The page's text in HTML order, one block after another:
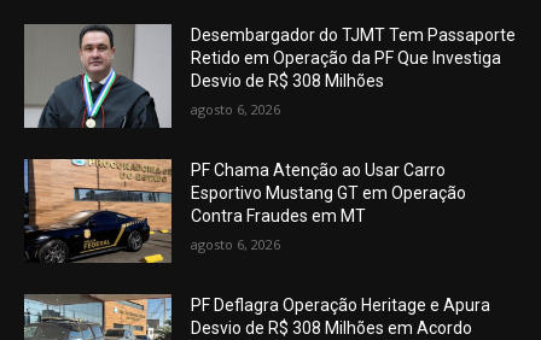
Desembargador do TJMT Tem Passaporte
Retido em Operação da PF Que Investiga
Desvio de R$ 308 Milhões
agosto 6, 2026
PF Chama Atenção ao Usar Carro
Esportivo Mustang GT em Operação
Contra Fraudes em MT
agosto 6, 2026
PF Deflagra Operação Heritage e Apura
Desvio de R$ 308 Milhões em Acordo